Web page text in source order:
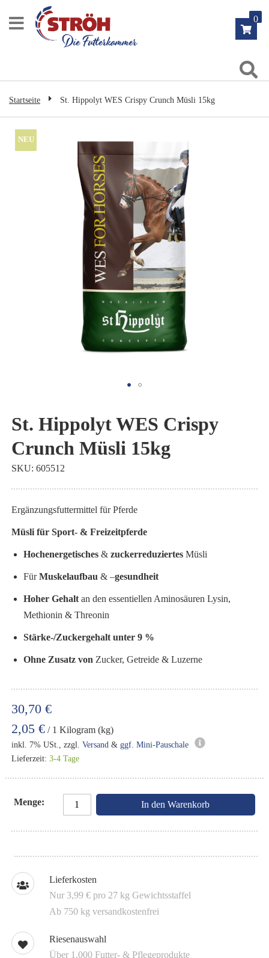
Inhalt
0
Startseite St. Hippolyt WES Crispy Crunch Müsli 15kg
Zum
Ende
NEU
Anfang
der
Bildgalerie
springen
St. Hippolyt WES Crispy
Crunch Müsli 15kg
30,70 €
2,05 € / 1 Kilogram (kg)
inkl. 7% USt., zzgl.Versand &ggf. Mini-Pauschale
Lieferzeit:3-4 Tage
Menge In den Warenkorb
Ergänzungsfuttermittel für Pferde
Müsli für Sport- & Freizeitpferde
Hochenergetisches &zuckerreduziertes Müsli
FürMuskelaufbau & –gesundheit
Hoher Gehalt an den essentiellen Aminosäuren Lysin,
Methionin & Threonin
Stärke-/Zuckergehalt unter 9 %
Ohne Zusatz von Zucker, Getreide & Luzerne
SKU 605512
Lieferkosten
Nur 3,99 € pro 27 kg Gewichtsstaffel
Ab 750 kg versandkostenfrei
Riesenauswahl
Über 1.000 Futter- & Pflegeprodukte